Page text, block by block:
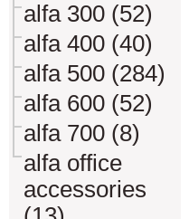
alfa 300 (52)
alfa 400 (40)
alfa 500 (284)
alfa 600 (52)
alfa 700 (8)
alfa office
accessories